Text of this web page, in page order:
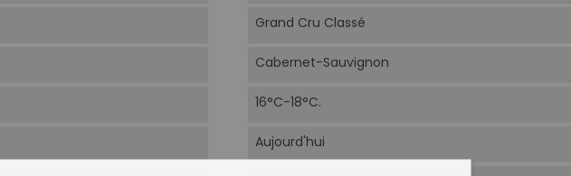
Grand Cru Classé
Cabernet-Sauvignon
16°C-18°C.
Aujourd'hui